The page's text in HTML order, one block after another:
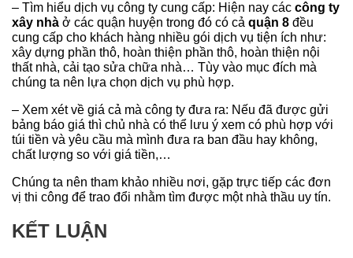
– Tìm hiểu dịch vụ công ty cung cấp: Hiện nay các công ty
xây nhà ở các quận huyện trong đó có cả quận 8 đều
cung cấp cho khách hàng nhiều gói dịch vụ tiện ích như:
xây dựng phần thô, hoàn thiện phần thô, hoàn thiện nội
thất nhà, cải tạo sửa chữa nhà… Tùy vào mục đích mà
chúng ta nên lựa chọn dịch vụ phù hợp.
– Xem xét về giá cả mà công ty đưa ra: Nếu đã được gửi
bảng báo giá thì chủ nhà có thể lưu ý xem có phù hợp với
túi tiền và yêu cầu mà mình đưa ra ban đầu hay không,
chất lượng so với giá tiền,…
Chúng ta nên tham khảo nhiều nơi, gặp trực tiếp các đơn
vị thi công để trao đổi nhằm tìm được một nhà thầu uy tín.
KẾT LUẬN